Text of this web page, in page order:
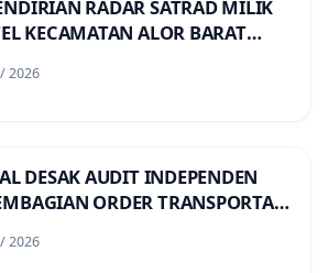
RADAR SATRAD MILIK
KECAMATAN ALOR BARAT
ALOR
2026
DESAK AUDIT INDEPENDEN
ORDER TRANSPORTASI
2026